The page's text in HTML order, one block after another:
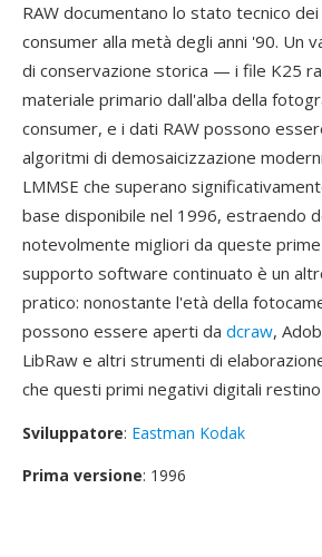
RAW documentano lo stato tecnico
consumer alla metà degli anni '90. Un
di conservazione storica — i file K25
materiale primario dall'alba della
consumer, e i dati RAW possono
algoritmi di demosaicizzazione
LMMSE che superano
base disponibile nel 1996, estraendo
notevolmente migliori da queste prime
supporto software continuato è un
pratico: nonostante l'età della
possono essere aperti da dcraw,
LibRaw e altri strumenti di
che questi primi negativi digitali restino
Sviluppatore: Eastman Kodak
Prima versione: 1996